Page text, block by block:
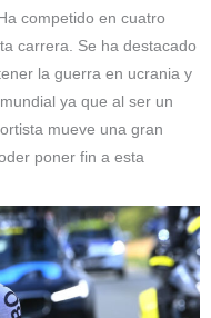
competido en cuatro
carrera. Se ha destacado
la guerra en ucrania y
ya que al ser un
mueve una gran
poner fin a esta